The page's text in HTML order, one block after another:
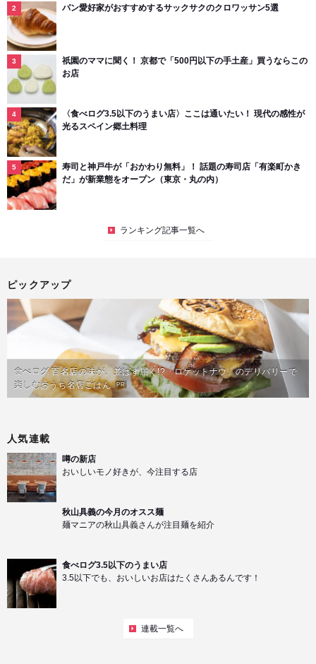
パン愛好家がおすすめするサックサクのクロワッサン5選
祇園のママに聞く！ 京都で「500円以下の手土産」買うならこの
お店
〈食べログ3.5以下のうまい店〉ここは通いたい！ 現代の感性が
光るスペイン郷土料理
寿司と神戸牛が「おかわり無料」！ 話題の寿司店「有楽町かき
だ」が新業態をオープン（東京・丸の内）
ランキング記事一覧へ
ピックアップ
食べログ 百名店の味が、並ばず届く!?「ロケットナウ」のデリバリーで
楽しむおうち名店ごはん PR
人気連載
噂の新店
おいしいモノ好きが、今注目する店
秋山具義の今月のオスス麺
麺マニアの秋山具義さんが注目麺を紹介
食べログ3.5以下のうまい店
3.5以下でも、おいしいお店はたくさんあるんです！
連載一覧へ